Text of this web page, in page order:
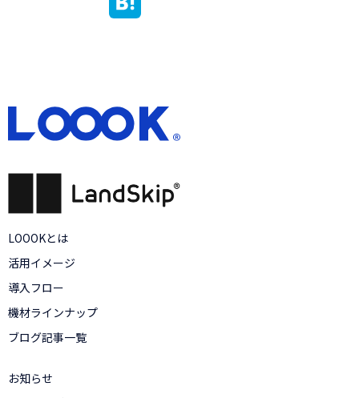
LOOOKとは
活用イメージ
導入フロー
機材ラインナップ
ブログ記事一覧
お知らせ